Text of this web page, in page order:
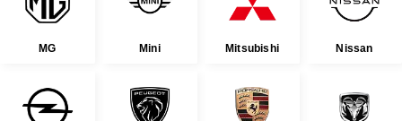
MG Mini Mitsubishi Nissan